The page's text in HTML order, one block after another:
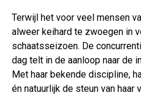
Terwijl het voor veel mensen
alweer keihard te zwoegen in
schaatsseizoen. De
dag telt in de aanloop naar de
Met haar bekende discipline,
én natuurlijk de steun van haar